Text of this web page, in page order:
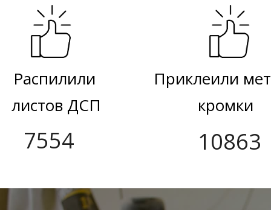
Распилили
листов ДСП
Приклеили
кромки
7554 10863